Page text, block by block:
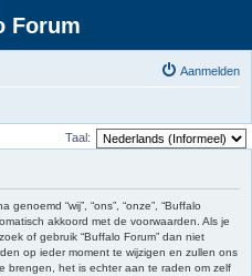
Forum
Aanmelden
Taal:
“wij”, “ons”, “onze”, “Buffalo
akkoord met de voorwaarden. Als je
of gebruik “Buffalo Forum” dan niet
op ieder moment te wijzigen en zullen ons
brengen, het is echter aan te raden om zelf